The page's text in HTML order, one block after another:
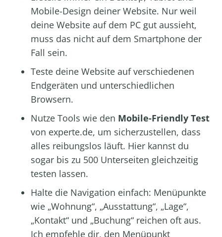
Mobile-Design deiner Website. Nur weil
deine Website auf dem PC gut aussieht,
muss das nicht auf dem Smartphone der
Fall sein.
Teste deine Website auf verschiedenen
Endgeräten und unterschiedlichen
Browsern.
Nutze Tools wie den Mobile-Friendly Test
von experte.de, um sicherzustellen, dass
alles reibungslos läuft. Hier kannst du
sogar bis zu 500 Unterseiten gleichzeitig
testen lassen.
Halte die Navigation einfach: Menüpunkte
wie „Wohnung“, „Ausstattung“, „Lage“,
„Kontakt“ und „Buchung“ reichen oft aus.
Ich empfehle dir, den Menüpunkt